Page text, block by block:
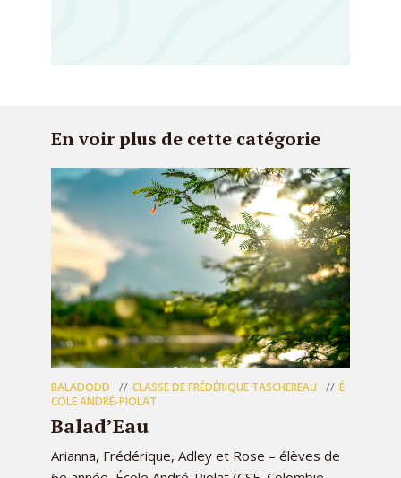
En voir plus de cette catégorie
BALADODD CLASSE DE FRÉDÉRIQUE TASCHEREAU
É
COLE ANDRÉ-PIOLAT
Balad’Eau
Arianna, Frédérique, Adley et Rose – élèves de